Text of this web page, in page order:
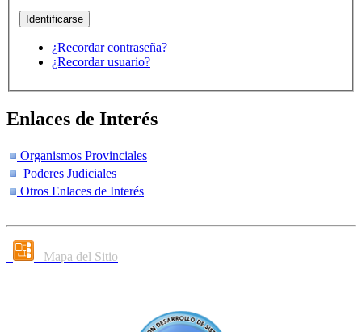
¿Recordar contraseña?
¿Recordar usuario?
Enlaces de Interés
Organismos Provinciales
Poderes Judiciales
Otros Enlaces de Interés
Mapa del Sitio